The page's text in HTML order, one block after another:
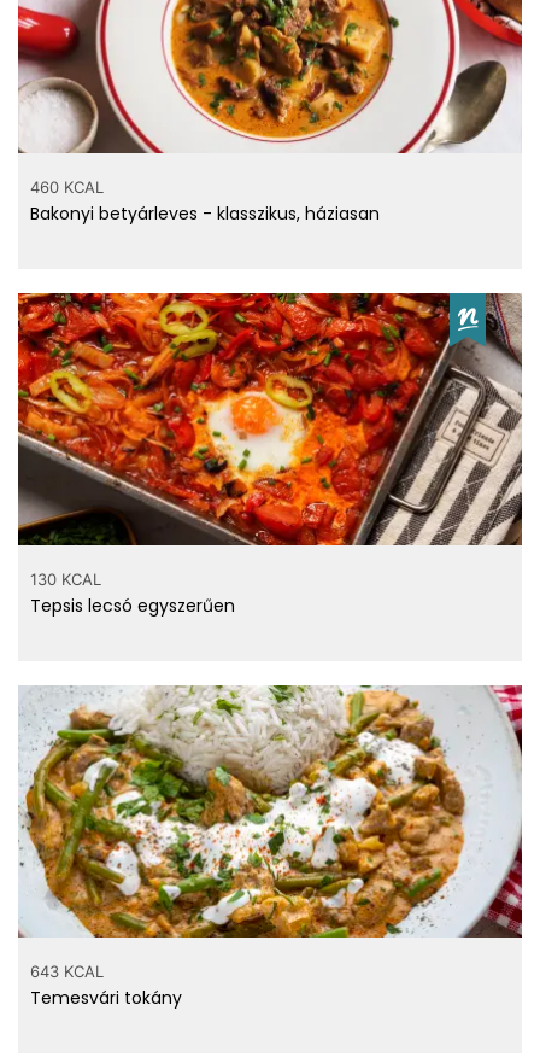
460 KCAL
Bakonyi betyárleves - klasszikus, háziasan
130 KCAL
Tepsis lecsó egyszerűen
643 KCAL
Temesvári tokány